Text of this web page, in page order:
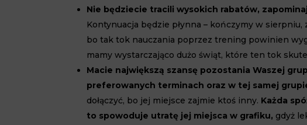
Nie będziecie tracili wysokich rabatów,
Kontynuacja będzie płynna – kończymy w
bo tak tok nauczania poprzez trening powinien
mamy wystarczająco dużo świąt, które ten tok
Macie największą szansę pozostania Waszej
preferowanych terminach oraz w tej samej
dołączyć, bo jej miejsce zajmie ktoś inny. Każda
to spowoduje utratę jej miejsca w grafiku, gdyż